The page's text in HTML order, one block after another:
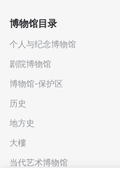
博物馆目录
个人与纪念博物馆
剧院博物馆
博物馆-保护区
历史
地方史
大樓
当代艺术博物馆